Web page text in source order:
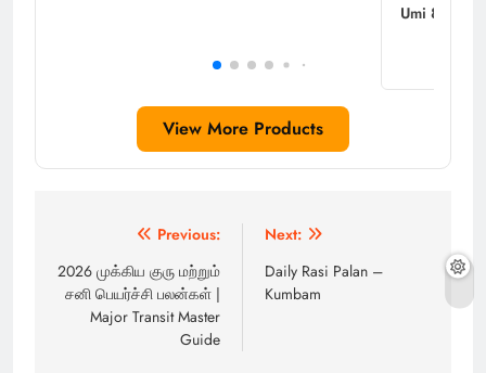
Umi 8
View More Products
Previous:
2026 முக்கிய குரு மற்றும்
சனி பெயர்ச்சி பலன்கள் |
Major Transit Master
Guide
Next:
Daily Rasi Palan –
Kumbam